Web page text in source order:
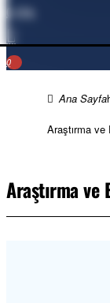
0,00₺
0
Araştırma ve
Araştırma ve